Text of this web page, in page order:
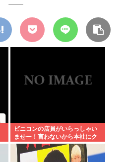
ビニコンの店員がいらっしゃい
ませー！言わないから本社にク
レームいれてやりましたよ！
www